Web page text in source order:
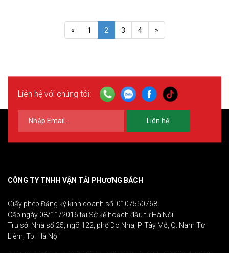
« 1 2 3 4 »
Liên hệ với chúng tôi:
Liên hệ
CÔNG TY TNHH VẬN TẢI PHƯƠNG BÁCH
Giấy phép Đăng ký kinh doanh số: 0107550768.
Cấp ngày 08/11/2016 tại Sở kế hoạch đầu tư Hà Nội.
Trụ sở: Nhà số 25, ngõ 122, phố Do Nha, P. Tây Mỗ, Q. Nam Từ
Liêm, Tp. Hà Nội